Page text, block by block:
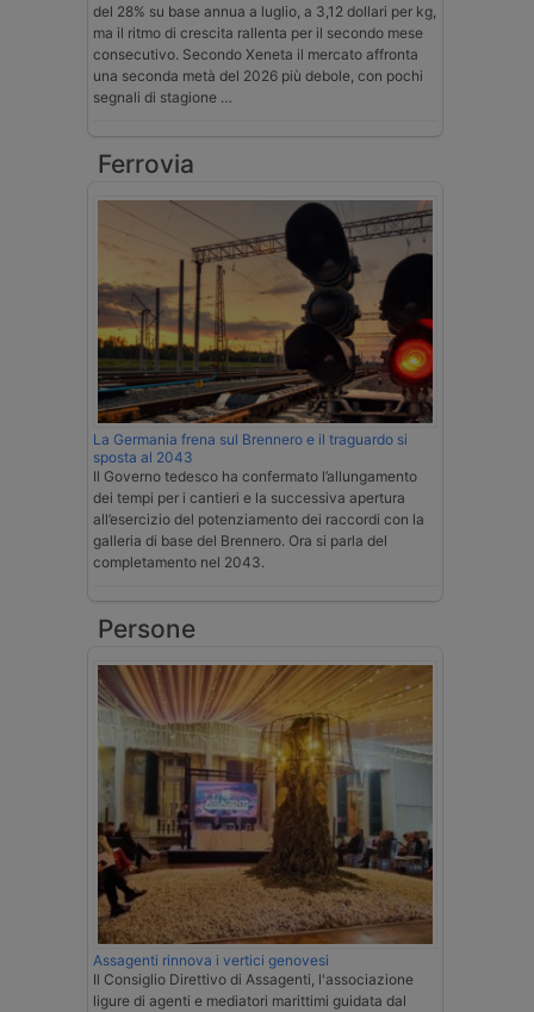
del 28% su base annua a luglio, a 3,12 dollari per kg,
ma il ritmo di crescita rallenta per il secondo mese
consecutivo. Secondo Xeneta il mercato affronta
una seconda metà del 2026 più debole, con pochi
segnali di stagione …
Ferrovia
La Germania frena sul Brennero e il traguardo si
sposta al 2043
Il Governo tedesco ha confermato l’allungamento
dei tempi per i cantieri e la successiva apertura
all’esercizio del potenziamento dei raccordi con la
galleria di base del Brennero. Ora si parla del
completamento nel 2043.
Persone
Assagenti rinnova i vertici genovesi
Il Consiglio Direttivo di Assagenti, l'associazione
ligure di agenti e mediatori marittimi guidata dal